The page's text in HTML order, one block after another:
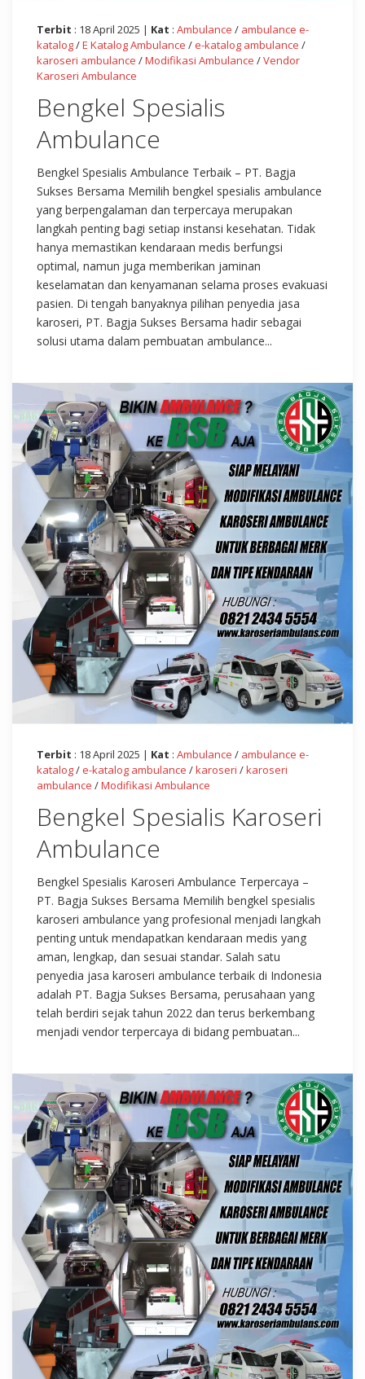
Terbit : 18 April 2025 | Kat : Ambulance / ambulance e-
katalog/E Katalog Ambulance /e-katalog ambulance /
karoseri ambulance /Modifikasi Ambulance /Vendor
Karoseri Ambulance
Bengkel Spesialis
Ambulance
Bengkel Spesialis Ambulance Terbaik – PT. Bagja
Sukses Bersama Memilih bengkel spesialis ambulance
yang berpengalaman dan terpercaya merupakan
langkah penting bagi setiap instansi kesehatan. Tidak
hanya memastikan kendaraan medis berfungsi
optimal, namun juga memberikan jaminan
keselamatan dan kenyamanan selama proses evakuasi
pasien. Di tengah banyaknya pilihan penyedia jasa
karoseri, PT. Bagja Sukses Bersama hadir sebagai
solusi utama dalam pembuatan ambulance...
Terbit : 18 April 2025 | Kat : Ambulance / ambulance e-
katalog/e-katalog ambulance /karoseri /karoseri
ambulance /Modifikasi Ambulance
Bengkel Spesialis Karoseri
Ambulance
Bengkel Spesialis Karoseri Ambulance Terpercaya –
PT. Bagja Sukses Bersama Memilih bengkel spesialis
karoseri ambulance yang profesional menjadi langkah
penting untuk mendapatkan kendaraan medis yang
aman, lengkap, dan sesuai standar. Salah satu
penyedia jasa karoseri ambulance terbaik di Indonesia
adalah PT. Bagja Sukses Bersama, perusahaan yang
telah berdiri sejak tahun 2022 dan terus berkembang
menjadi vendor terpercaya di bidang pembuatan...